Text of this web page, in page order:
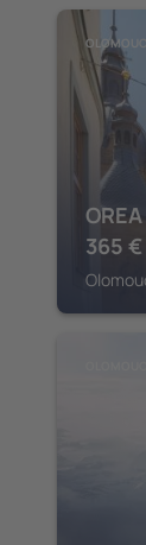
OLOMOUC
365 €